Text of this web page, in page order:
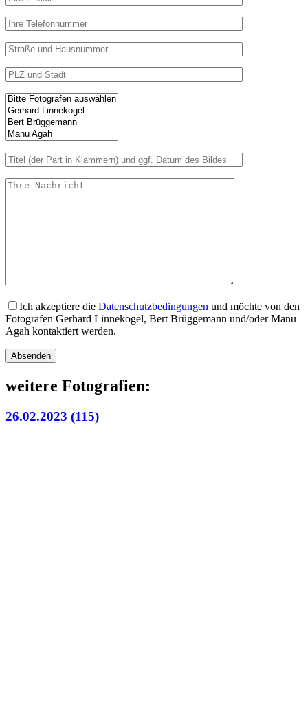
Ich akzeptiere die Datenschutzbedingungen und möchte von den
Fotografen Gerhard Linnekogel, Bert Brüggemann und/oder Manu
Agah kontaktiert werden.
Bitte lasse dieses Feld leer.
weitere Fotografien:
26.02.2023 (115)